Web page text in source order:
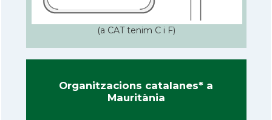
(a CAT tenim C i F)
Organitzacions catalanes* a
Mauritània